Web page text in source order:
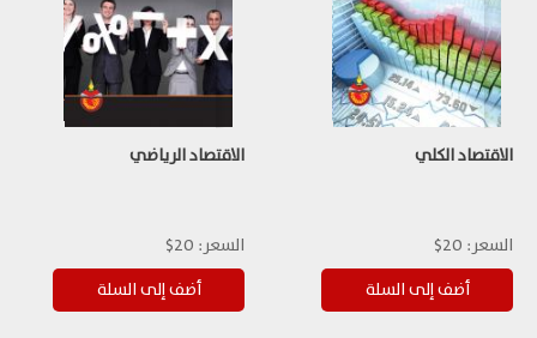
الاقتصاد الكلي
السعر: 20$
الاقتصاد الرياضي
السعر: 20$